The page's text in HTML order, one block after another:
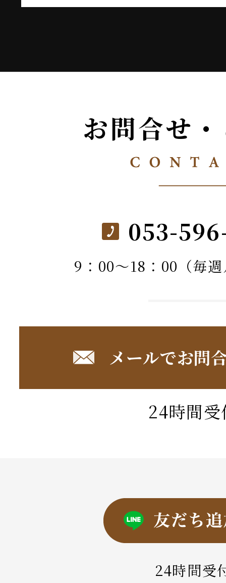
お問合せ
053-
9：00～18：00（毎
メールでお問
24時間受
24時間受